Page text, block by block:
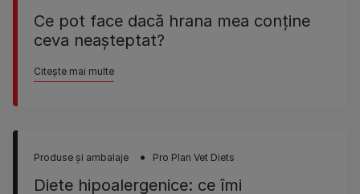
Ce pot face dacă hrana mea conţine
ceva neaşteptat?
Citește mai multe
Produse şi ambalaje Pro Plan Vet Diets
Diete hipoalergenice: ce îmi